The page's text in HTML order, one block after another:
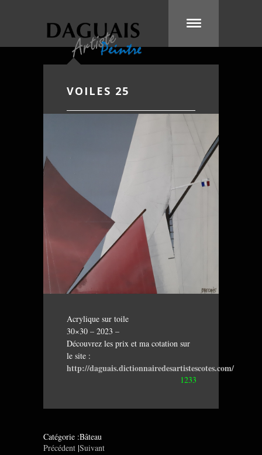
VOILES 25
Acrylique sur toile
30×30 – 2023 –
Découvrez les prix et ma cotation sur
le site :
http://daguais.dictionnairedesartistescotes.com/
1233
Catégorie :Bâteau
Précédent |Suivant